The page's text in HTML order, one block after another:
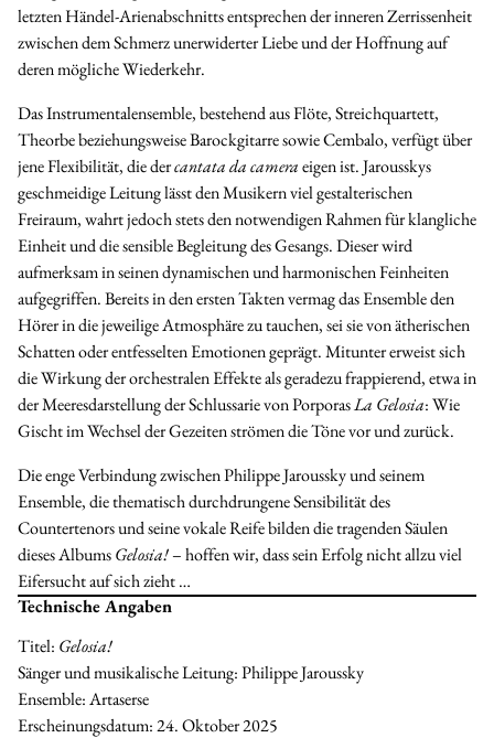
letzten Händel-Arienabschnitts entsprechen der inneren Zerrissenheit
zwischen dem Schmerz unerwiderter Liebe und der Hoffnung auf
deren mögliche Wiederkehr.
Das Instrumentalensemble, bestehend aus Flöte, Streichquartett,
Theorbe beziehungsweise Barockgitarre sowie Cembalo, verfügt über
jene Flexibilität, die dercantata da cameraeigen ist. Jarousskys
geschmeidige Leitung lässt den Musikern viel gestalterischen
Freiraum, wahrt jedoch stets den notwendigen Rahmen für klangliche
Einheit und die sensible Begleitung des Gesangs. Dieser wird
aufmerksam in seinen dynamischen und harmonischen Feinheiten
aufgegriffen. Bereits in den ersten Takten vermag das Ensemble den
Hörer in die jeweilige Atmosphäre zu tauchen, sei sie von ätherischen
Schatten oder entfesselten Emotionen geprägt. Mitunter erweist sich
die Wirkung der orchestralen Effekte als geradezu frappierend, etwa in
der Meeresdarstellung der Schlussarie von PorporasLa Gelosia: Wie
Gischt im Wechsel der Gezeiten strömen die Töne vor und zurück.
Die enge Verbindung zwischen Philippe Jaroussky und seinem
Ensemble, die thematisch durchdrungene Sensibilität des
Countertenors und seine vokale Reife bilden die tragenden Säulen
dieses AlbumsGelosia!– hoffen wir, dass sein Erfolg nicht allzu viel
Eifersucht auf sich zieht …
Technische Angaben
Titel: Gelosia!
Sänger und musikalische Leitung:Philippe Jaroussky
Ensemble:Artaserse
Erscheinungsdatum:24. Oktober 2025